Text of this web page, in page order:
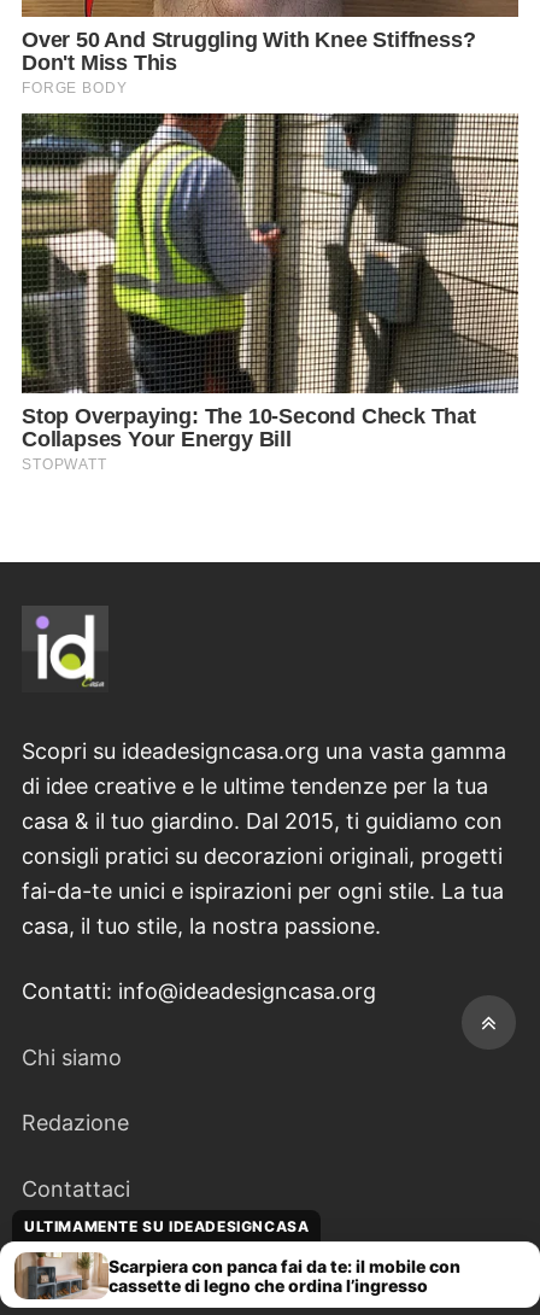
Scopri su ideadesigncasa.org una vasta gamma
di idee creative e le ultime tendenze per la tua
casa & il tuo giardino. Dal 2015, ti guidiamo con
consigli pratici su decorazioni originali, progetti
fai-da-te unici e ispirazioni per ogni stile. La tua
casa, il tuo stile, la nostra passione.
Contatti: info@ideadesigncasa.org
Chi siamo
Redazione
Contattaci
Disclaimer
ULTIMAMENTE SU IDEADESIGNCASA
Scarpiera con panca fai da te: il mobile con
cassette di legno che ordina l’ingresso